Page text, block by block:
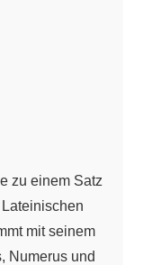
zu einem Satz
mit seinem
Numerus und